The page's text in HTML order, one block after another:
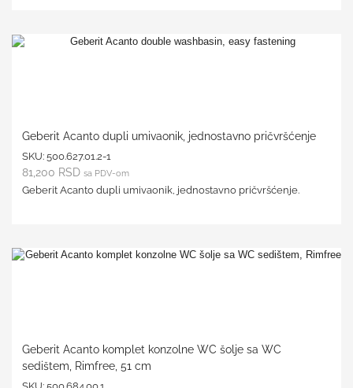
Geberit Acanto dupli umivaonik, jednostavno pričvršćenje
SKU: 500.627.01.2-1
81,200 RSD sa PDV-om
Geberit Acanto dupli umivaonik, jednostavno pričvršćenje.
Geberit Acanto komplet konzolne WC šolje sa WC
sedištem, Rimfree, 51 cm